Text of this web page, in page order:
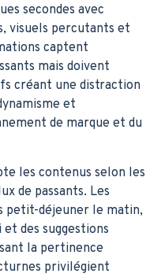
secondes avec
visuels percutants et
captent
mais doivent
créant une distraction
et
de marque et du
les contenus selon les
de passants. Les
petit-déjeuner le matin,
des suggestions
la pertinence
privilégient